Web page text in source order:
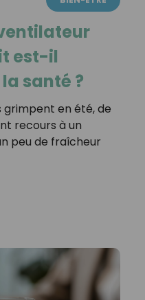
est-il
santé ?
en été, de
recours à un
peu de fraîcheur